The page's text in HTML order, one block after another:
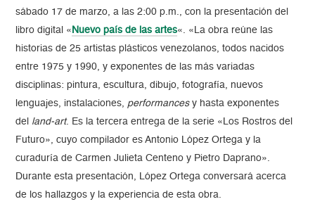
sábado 17 de marzo, a las 2:00 p.m., con la presentación del
libro digital « Nuevo país de las artes«. «La obra reúne las
historias de 25 artistas plásticos venezolanos, todos nacidos
entre 1975 y 1990, y exponentes de las más variadas
disciplinas: pintura, escultura, dibujo, fotografía, nuevos
lenguajes, instalaciones, performancesy hasta exponentes
del land-art. Es la tercera entrega de la serie «Los Rostros del
Futuro», cuyo compilador es Antonio López Ortega y la
curaduría de Carmen Julieta Centeno y Pietro Daprano».
Durante esta presentación, López Ortega conversará acerca
de los hallazgos y la experiencia de esta obra.